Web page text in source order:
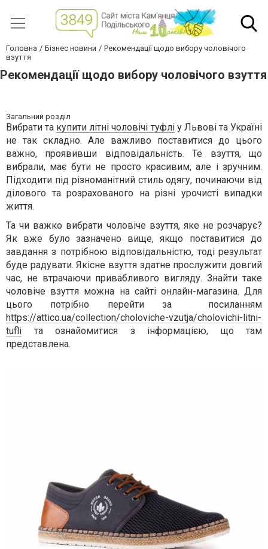
Головна Бізнес новини
Рекомендації щодо вибору чоловічого
взуття
Рекомендації щодо вибору чоловічого взуття
Загальний розділ
Вибрати та купити літні чоловічі туфліу Львові та Україні
не так складно. Але важливо поставитися до цього
важно, проявивши відповідальність. Те взуття, що
вибрали, має бути не просто красивим, але і зручним.
Підходити під різноманітний стиль одягу, починаючи від
ділового та розрахованого на різні урочисті випадки
життя.
Та чи важко вибрати чоловіче взуття, яке не розчарує?
Як вже було зазначено вище, якщо поставитися до
завдання з потрібною відповідальністю, тоді результат
буде радувати. Якісне взуття здатне прослужити довгий
час, не втрачаючи привабливого вигляду. Знайти таке
чоловіче взуття можна на сайті онлайн-магазина. Для
цього потрібно перейти за
посиланням
https://attico.ua/collection/choloviche-vzutja/cholovichi-litni-
tufli та ознайомитися з інформацією, що там
представлена.